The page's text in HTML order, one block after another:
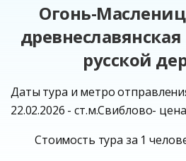
Огонь-
русской
Даты тура и метро
22.02.2026 - ст.м.Свиблово-
Стоимость тура за 1